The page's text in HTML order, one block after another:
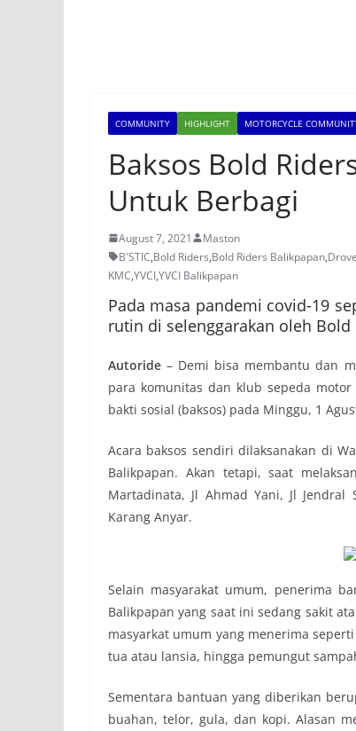
COMMUNITY HIGHLIGHT MOTORCYCLE
Baksos Bold
Untuk Berbagi
August 7, 2021
Maston
B'STIC,Bold Riders,Bold Riders Balikpapan,
KMC,YVCI,YVCI Balikpapan
Pada masa pandemi covid-19
rutin di selenggarakan oleh Bold
Autoride – Demi bisa membantu dan
para komunitas dan klub sepeda
bakti sosial (baksos) pada Minggu, 1
Acara baksos sendiri dilaksanakan di
Balikpapan. Akan tetapi, saat
Martadinata, Jl Ahmad Yani, Jl
Karang Anyar.
Selain masyarakat umum, penerima
Balikpapan yang saat ini sedang sakit
masyarkat umum yang menerima
tua atau lansia, hingga pemungut
Sementara bantuan yang diberikan
buahan, telor, gula, dan kopi. Alasan